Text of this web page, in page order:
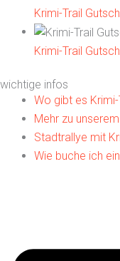
Krimi-Trail
Krimi-Trail
wichtige infos
Wo gibt es
Mehr zu
Stadtrallye mit
Wie buche ich